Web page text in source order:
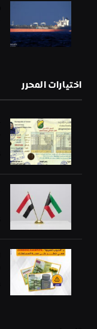
اختيارات المحرر